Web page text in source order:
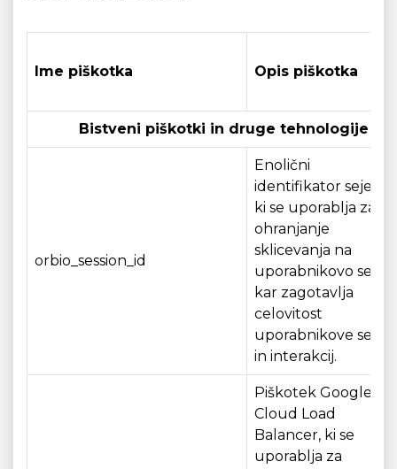
Ime piškotka Opis piškotka
Bistveni piškotki in druge tehnologije
orbio_session_id
Enolični
identifikator seje,
ki se uporablja za
ohranjanje
sklicevanja na
uporabnikovo sejo,
kar zagotavlja
celovitost
uporabnikove seje
in interakcij.
Piškotek Google
Cloud Load
Balancer, ki se
uporablja za